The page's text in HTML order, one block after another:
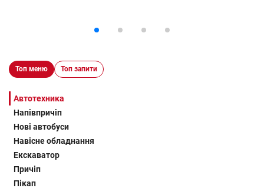
Топ меню Топ запити
Автотехника
Напівпричіп
Нові автобуси
Навісне обладнання
Екскаватор
Причіп
Пікап